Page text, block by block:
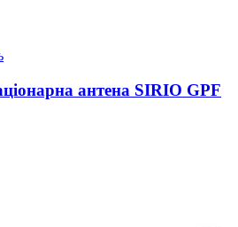
антена SIRIO GPF